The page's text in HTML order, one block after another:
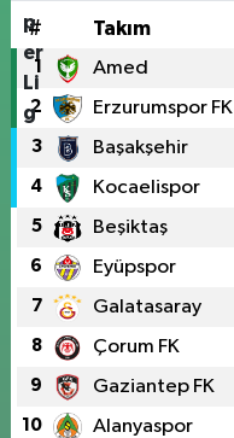
# Takım
1 Amed
2 Erzurumspor FK
3 Başakşehir
4 Kocaelispor
5 Beşiktaş
6 Eyüpspor
7 Galatasaray
8 Çorum FK
9 Gaziantep FK
10 Alanyaspor